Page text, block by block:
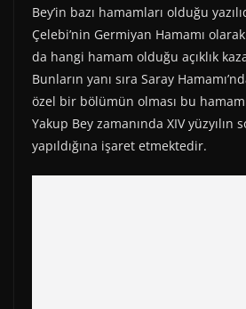
Bey’in bazı hamamları olduğu
Çelebi’nin Germiyan Hamamı
da hangi hamam olduğu açıklık
Bunların yanı sıra Saray
özel bir bölümün olması bu
Yakup Bey zamanında XIV yüzyılın
yapıldığına işaret etmektedir.